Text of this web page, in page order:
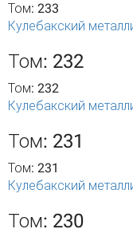
Том: 233
Кулебакский
Том: 232
Том: 232
Кулебакский
Том: 231
Том: 231
Кулебакский
Том: 230